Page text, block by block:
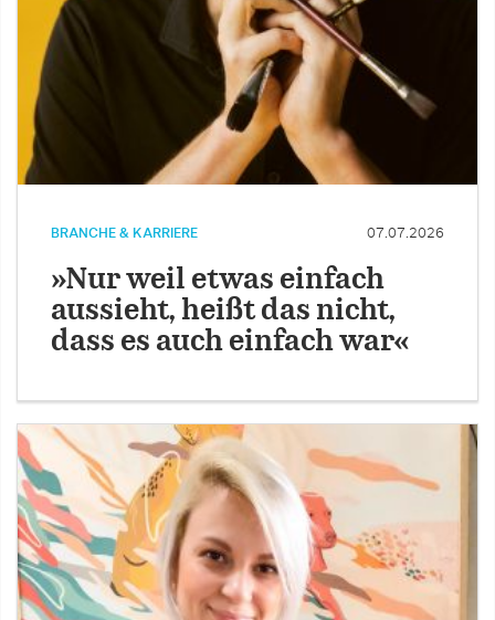
BRANCHE & KARRIERE 07.07.2026
»Nur weil etwas einfach
aussieht, heißt das nicht,
dass es auch einfach war«